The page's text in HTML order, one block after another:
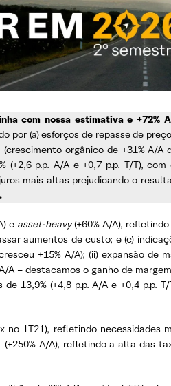
com nossa estimativa e +72%
por (a) esforços de repasse de
orgânico de +31% A/A
(+2,6 p.p. A/A e +0,7 p.p. T/T),
mais altas prejudicando o
e asset-heavy(+60% A/A),
aumentos de custo; e (c)
+15% A/A); (ii) expansão de
– destacamos o ganho de
13,9% (+4,8 p.p. A/A e +0,4 p.p.
no 1T21), refletindo
A/A), refletindo a alta das